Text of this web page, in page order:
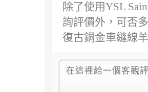
除了使用YSL
詢評價外，可否
復古銅金車縫線